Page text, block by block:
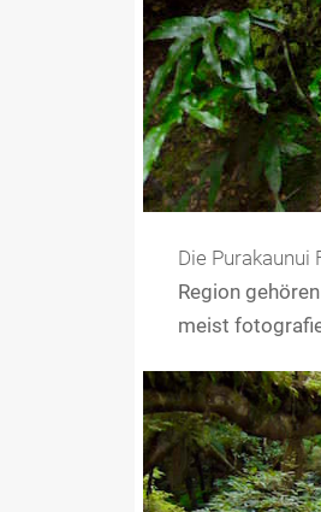
Die Purakaunui
Region gehören
meist